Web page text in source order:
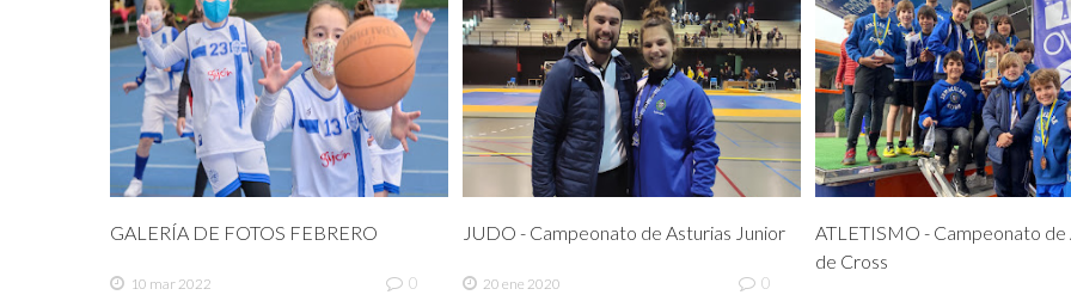
GALERÍA DE FOTOS FEBRERO
10 mar 2022 0
JUDO - Campeonato de Asturias Junior
20 ene 2020 0
ATLETISMO - Campeonato de
de Cross